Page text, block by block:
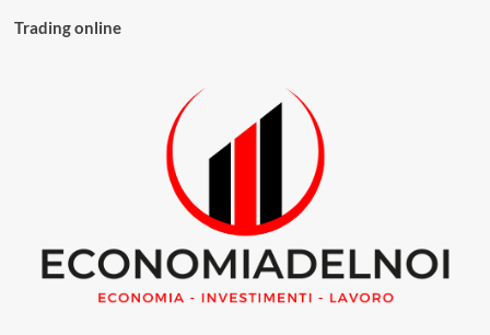
Trading online